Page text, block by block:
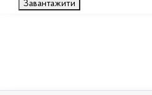
Завантажити